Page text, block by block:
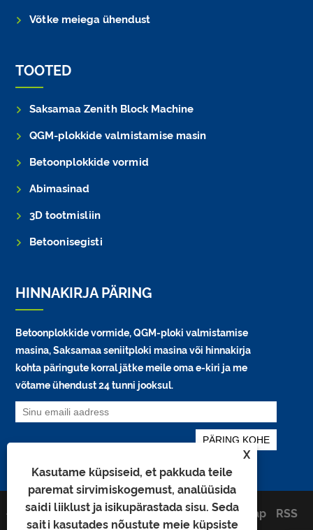
X
Kasutame küpsiseid, et pakkuda teile
paremat sirvimiskogemust, analüüsida
saidi liiklust ja isikupärastada sisu. Seda
saiti kasutades nõustute meie küpsiste
Võtke meiega ühendust
TOOTED
Saksamaa Zenith Block Machine
QGM-plokkide valmistamise masin
Betoonplokkide vormid
Abimasinad
3D tootmisliin
Betoonisegisti
HINNAKIRJA PÄRING
Betoonplokkide vormide, QGM-ploki valmistamise
masina, Saksamaa seniitploki masina või hinnakirja
kohta päringute korral jätke meile oma e-kiri ja me
võtame ühendust 24 tunni jooksul.
Autoriõigus © 2026 Quangong
Machinery Co., Ltd. Kõik õigused
Links Sitemap
RSS